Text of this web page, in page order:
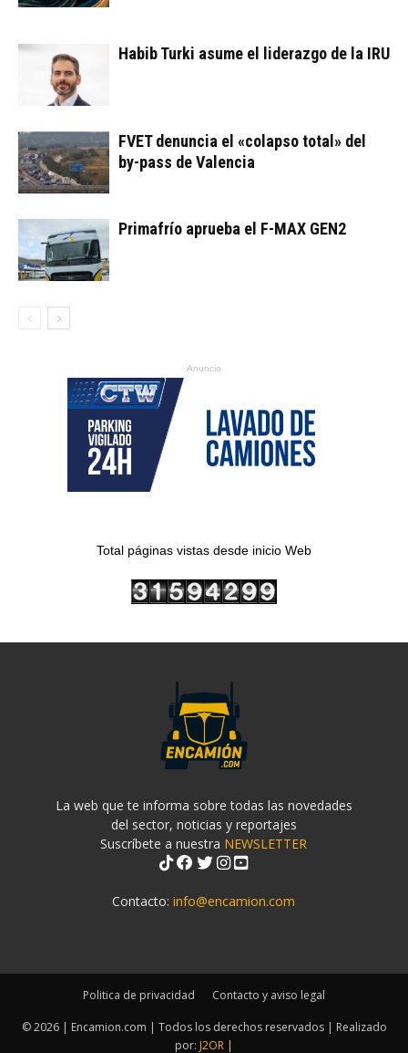
Habib Turki asume el liderazgo de la IRU
FVET denuncia el «colapso total» del
by-pass de Valencia
Primafrío aprueba el F-MAX GEN2
Anuncio
Total páginas vistas desde inicio Web
La web que te informa sobre todas las novedades
del sector, noticias y reportajes
Suscríbete a nuestra NEWSLETTER
Contacto:info@encamion.com
Politica de privacidad Contacto y aviso legal
© 2026 | Encamion.com | Todos los derechos reservados | Realizado
por: J2OR |